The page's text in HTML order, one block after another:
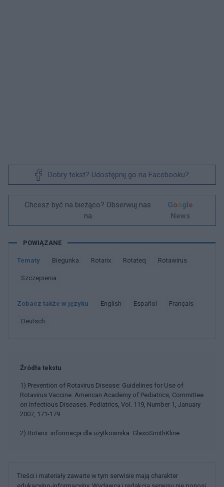
Dobry tekst? Udostępnij go na Facebooku?
Chcesz być na bieżąco? Obserwuj nas
na
Google
News
POWIĄZANE
Tematy Biegunka Rotarix Rotateq Rotawirus
Szczepienia
Zobacz także w języku english español français
deutsch
Źródła tekstu
1) Prevention of Rotavirus Disease: Guidelines for Use of
Rotavirus Vaccine. American Academy of Pediatrics, Committee
on Infectious Diseases. Pediatrics, Vol. 119, Number 1, January
2007, 171-179.
2) Rotarix: informacja dla użytkownika. GlaxoSmithKline
Treści i materiały zawarte w tym serwisie mają charakter